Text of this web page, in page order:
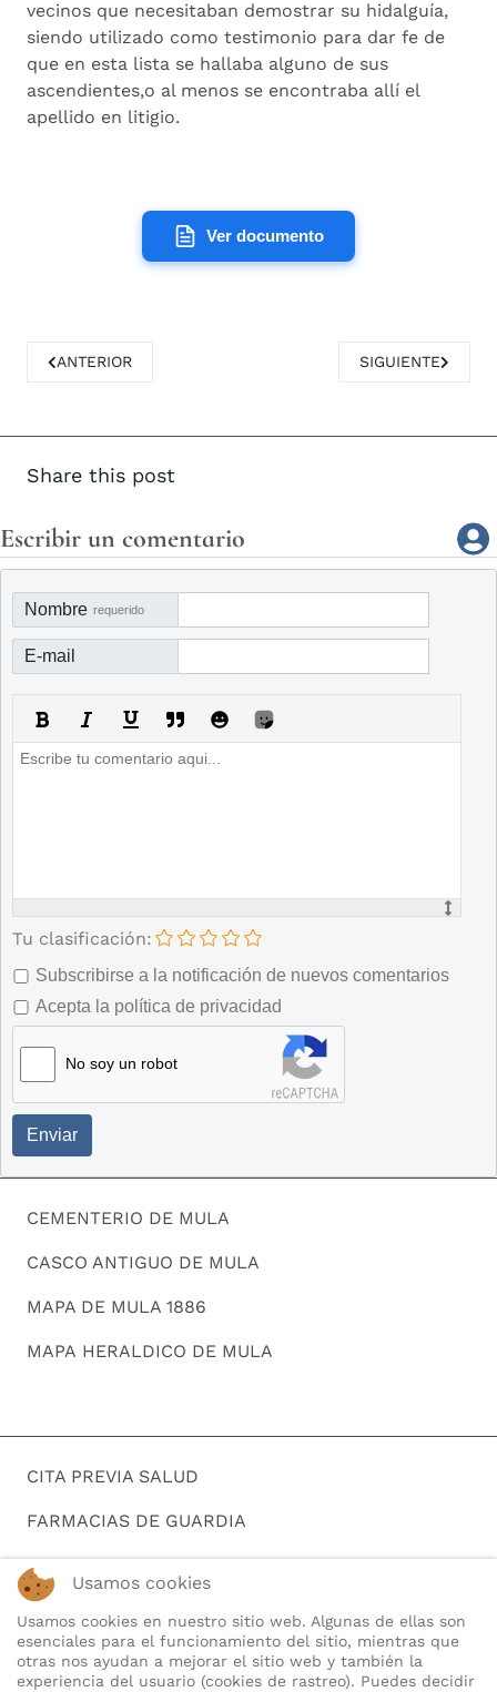
vecinos que necesitaban demostrar su hidalguía,
siendo utilizado como testimonio para dar fe de
que en esta lista se hallaba alguno de sus
ascendientes,o al menos se encontraba allí el
apellido en litigio.
Ver documento
ARTÍCULO ANTERIOR: LA HISTORIA DEL AGUA EN MULA ,
ANTERIOR ARTÍCULO
SIGUIENTE
Share this post
Escribir un comentario
Nombre requerido
E-mail
Tu clasificación:
Subscribirse a la notificación de nuevos comentarios
Acepta la política de privacidad
No soy un robot
Enviar
CEMENTERIO DE MULA
CASCO ANTIGUO DE MULA
MAPA DE MULA 1886
MAPA HERALDICO DE MULA
CITA PREVIA SALUD
FARMACIAS DE GUARDIA
HORARIOS DE AUTOBUSES
BUSCAR EMPLEO
TELEFONOS DE INTERES
Usamos cookies
Usamos cookies en nuestro sitio web. Algunas de ellas son
esenciales para el funcionamiento del sitio, mientras que
otras nos ayudan a mejorar el sitio web y también la
experiencia del usuario (cookies de rastreo). Puedes decidir